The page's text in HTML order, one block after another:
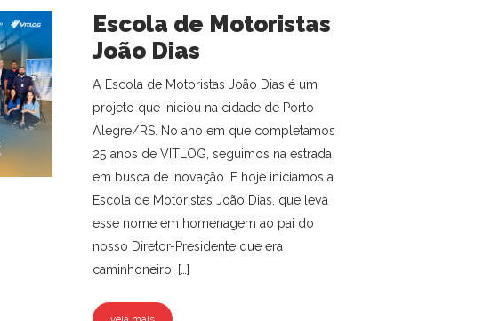
Escola de Motoristas
João Dias
A Escola de Motoristas João Dias é um
projeto que iniciou na cidade de Porto
Alegre/RS. No ano em que completamos
25 anos de VITLOG, seguimos na estrada
em busca de inovação. E hoje iniciamos a
Escola de Motoristas João Dias, que leva
esse nome em homenagem ao pai do
nosso Diretor-Presidente que era
caminhoneiro. […]